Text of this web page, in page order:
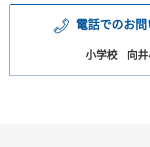
電話でのお
小学校 向